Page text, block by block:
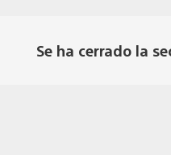
Se ha cerrado la